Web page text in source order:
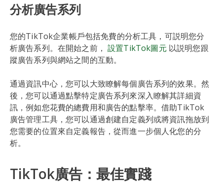
分析廣告系列
您的TikTok企業帳戶包括免費的分析工具，可説明您分
析廣告系列。在開始之前，設置TikTok圖元 以説明您跟
蹤廣告系列與網站之間的互動。
通過資訊中心，您可以大致瞭解每個廣告系列的效果。然
後，您可以通過點擊特定廣告系列來深入瞭解其詳細資
訊，例如您花費的總費用和廣告的點擊率。借助TikTok
廣告管理工具，您可以通過創建自定義列或將資訊拖放到
您需要的位置來自定義報告，從而進一步個人化您的分
析。
TikTok廣告：最佳實踐